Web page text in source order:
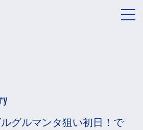
メ
グルマンタ狙い初日！で